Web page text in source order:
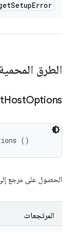
SetupError
الطرق المحمية
HostOptions
()
الحصول على مرجع
المرتجعات